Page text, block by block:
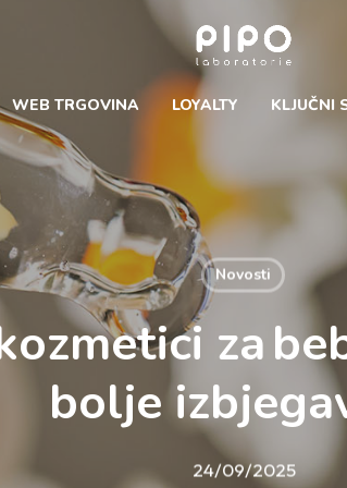
WEB TRGOVINA LOYALTY KLJUČNI
Novosti
za
bolje
24/09/2025